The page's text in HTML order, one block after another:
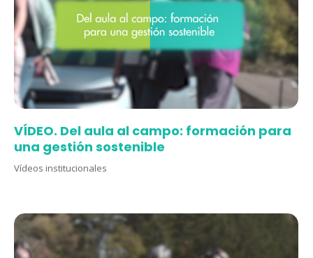
VÍDEO. Del aula al campo: formación para
una gestión sostenible
Vídeos institucionales